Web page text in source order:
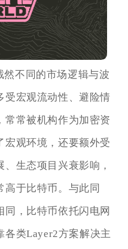
不同的市场逻辑与波
受宏观流动性、避险情
常常被机构作为加密资
宏观环境，还要额外受
生态项目兴衰影响，
高于比特币。与此同
，比特币依托闪电网
各类Layer2方案解决主